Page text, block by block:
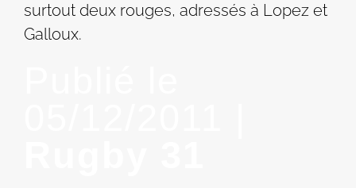
surtout deux rouges, adressés à Lopez et
Galloux.